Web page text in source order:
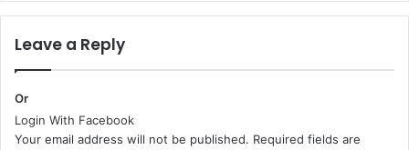
Leave a Reply
Or
Login With Facebook
Your email address will not be published. Required fields are